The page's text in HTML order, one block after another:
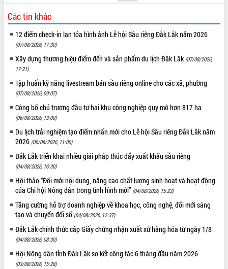
Các tin khác
12 điểm check-in lan tỏa hình ảnh Lễ hội Sầu riêng Đắk Lắk năm 2026
(07/08/2026, 17:30)
Xây dựng thương hiệu điểm đến và sản phẩm du lịch Đắk Lắk (07/08/2026,
17:21)
Tập huấn kỹ năng livestream bán sầu riêng online cho các xã, phường
(07/08/2026, 09:07)
Công bố chủ trương đầu tư hai khu công nghiệp quy mô hơn 817 ha
(06/08/2026, 13:00)
Du lịch trải nghiệm tạo điểm nhấn mới cho Lễ hội Sầu riêng Đắk Lắk năm
2026 (06/08/2026, 11:00)
Đắk Lắk triển khai nhiều giải pháp thúc đẩy xuất khẩu sầu riêng
(04/08/2026, 16:30)
Hội thảo “Đổi mới nội dung, nâng cao chất lượng sinh hoạt và hoạt động
của Chi hội Nông dân trong tình hình mới” (04/08/2026, 15:23)
Tăng cường hỗ trợ doanh nghiệp về khoa học, công nghệ, đổi mới sáng
tạo và chuyển đổi số (04/08/2026, 12:37)
Đắk Lắk chính thức cấp Giấy chứng nhận xuất xứ hàng hóa từ ngày 1/8
(04/08/2026, 08:30)
Hội Nông dân tỉnh Đắk Lắk sơ kết công tác 6 tháng đầu năm 2026
(03/08/2026, 15:28)